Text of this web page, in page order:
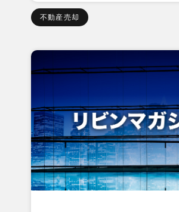
不動産売却